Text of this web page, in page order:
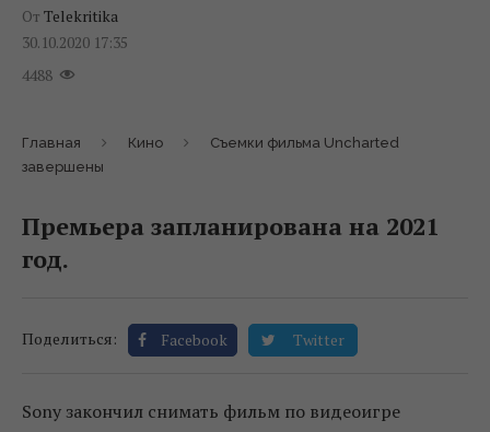
От Telekritika
30.10.2020 17:35
4488
Главная Кино
Съемки фильма Uncharted
завершены
Премьера запланирована на 2021
год.
Поделиться: Facebook Twitter
Sony закончил снимать фильм по видеоигре